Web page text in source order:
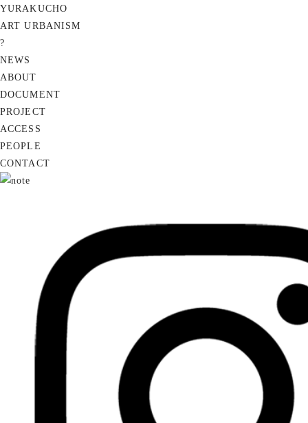
YURAKUCHO
ART URBANISM
?
NEWS
ABOUT
DOCUMENT
PROJECT
ACCESS
PEOPLE
CONTACT